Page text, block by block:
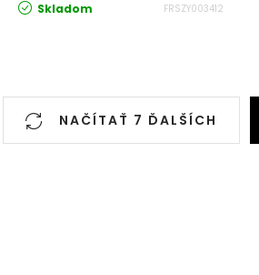
Skladom FRSZY003412
NAČÍTAŤ 7 ĎALŠÍCH